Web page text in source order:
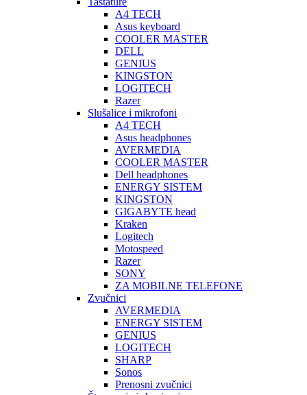
A4 TECH
Asus keyboard
COOLER MASTER
DELL
GENIUS
KINGSTON
LOGITECH
Razer
Slušalice i mikrofoni
A4 TECH
Asus headphones
AVERMEDIA
COOLER MASTER
Dell headphones
ENERGY SISTEM
KINGSTON
GIGABYTE head
Kraken
Logitech
Motospeed
Razer
SONY
ZA MOBILNE TELEFONE
Zvučnici
AVERMEDIA
ENERGY SISTEM
GENIUS
LOGITECH
SHARP
Sonos
Prenosni zvučnici